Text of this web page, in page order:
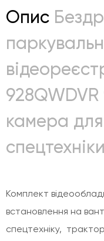
Опис
камера
спецтехніки
Комплект
встановлення на
спецтехніку,